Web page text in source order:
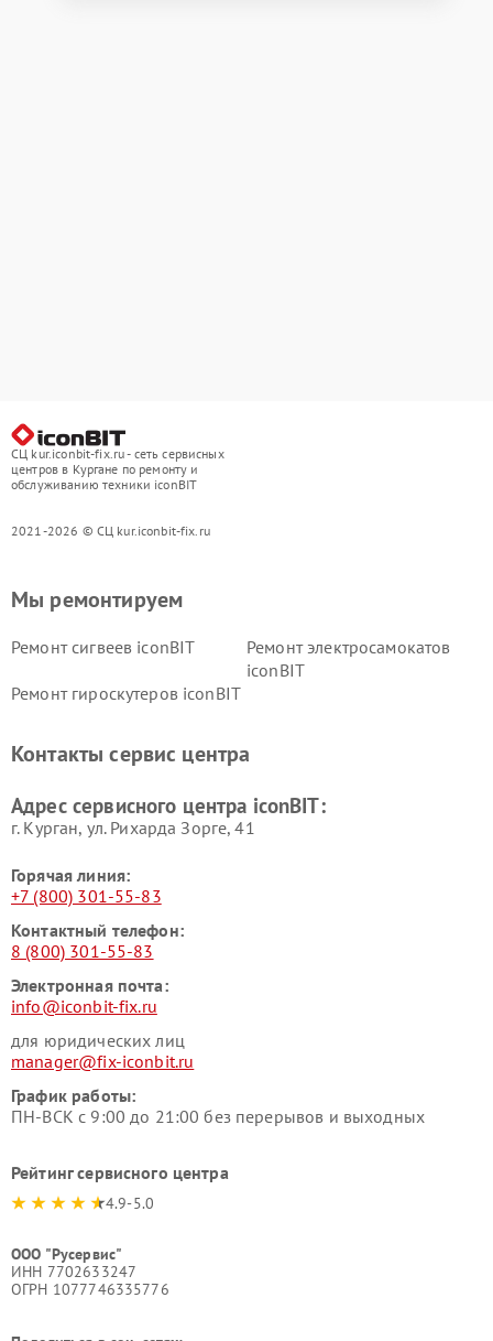
СЦ kur.iconbit-fix.ru - сеть сервисных
центров в Кургане по ремонту и
обслуживанию техники iconBIT
2021-2026 © СЦ kur.iconbit-fix.ru
Мы ремонтируем
Ремонт сигвеев iconBIT
Ремонт электросамокатов
iconBIT
Ремонт гироскутеров iconBIT
Контакты сервис центра
Адрес сервисного центра iconBIT:
г. Курган, ул. Рихарда Зорге, 41
Горячая линия:
+7 (800) 301-55-83
Контактный телефон:
8 (800) 301-55-83
Электронная почта:
info@iconbit-fix.ru
для юридических лиц
manager@fix-iconbit.ru
График работы:
ПН-ВСК с 9:00 до 21:00 без перерывов и выходных
Рейтинг сервисного центра
4.9-5.0
ООО "Русервис"
ИНН 7702633247
ОГРН 1077746335776